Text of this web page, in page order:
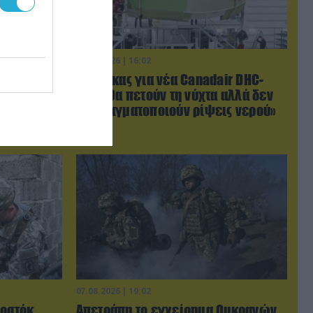
07.08.2026 | 16:02
Κ.Τσίγκας για νέα Canadair DHC-
515: «Θα πετούν τη νύχτα αλλά δεν
θα πραγματοποιούν ρίψεις νερού»
07.08.2026 | 19:02